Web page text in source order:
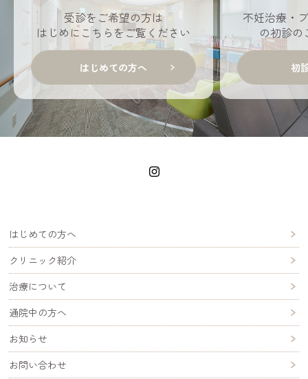
受診をご希望の方は
はじめにこちらをご覧ください
はじめての方へ
不妊治療・
の初診の
初
はじめての方へ
クリニック紹介
治療について
通院中の方へ
お知らせ
お問い合わせ